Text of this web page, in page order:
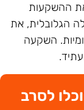
ההשקעות
הגלובלית, את
השקעה
לסרב